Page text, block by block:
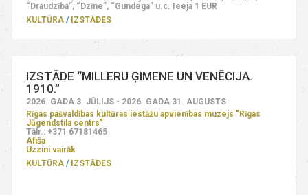
“Draudzība”, “Dzīne”, “Gundega” u.c. Ieeja 1 EUR
KULTŪRA
IZSTĀDES
IZSTĀDE “MILLERU ĢIMENE UN VENĒCIJA.
1910.”
2026. GADA 3. JŪLIJS - 2026. GADA 31. AUGUSTS
Rīgas pašvaldības kultūras iestāžu apvienības muzejs "Rīgas
Jūgendstila centrs"
Tālr.: +371 67181465
Afiša
Uzzini vairāk
KULTŪRA
IZSTĀDES